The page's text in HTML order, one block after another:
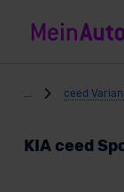
ceed
KIA ceed